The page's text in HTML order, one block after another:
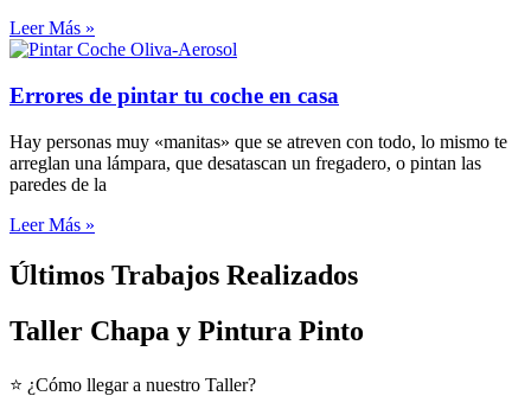
Leer Más »
Errores de pintar tu coche en casa
Hay personas muy «manitas» que se atreven con todo, lo mismo te
arreglan una lámpara, que desatascan un fregadero, o pintan las
paredes de la
Leer Más »
Últimos Trabajos Realizados
Taller Chapa y Pintura Pinto
⭐ ¿Cómo llegar a nuestro Taller?